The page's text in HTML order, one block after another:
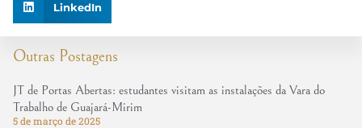
Outras Postagens
JT de Portas Abertas: estudantes visitam as instalações da Vara do
Trabalho de Guajará-Mirim
5 de março de 2025
LinkedIn